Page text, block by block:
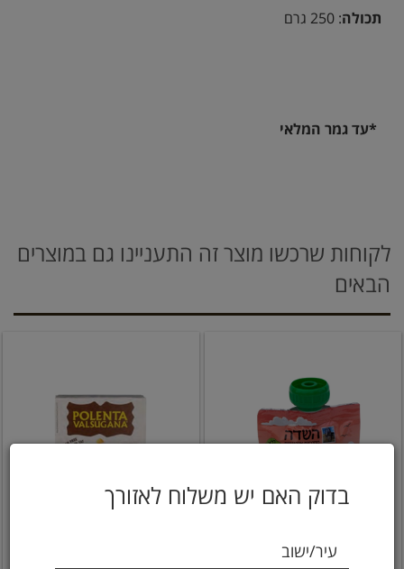
בדוק האם יש משלוח לאזורך
עיר/ישוב
תכולה: 250 גרם
*עד גמר המלאי
לקוחות שרכשו מוצר זה התעניינו גם במוצרים
הבאים